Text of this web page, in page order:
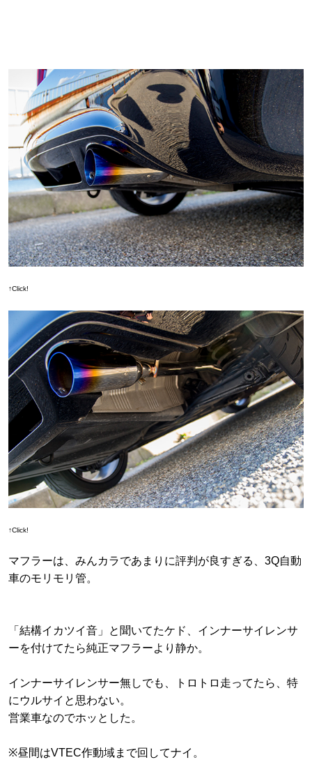
↑Click!
↑Click!
マフラーは、みんカラであまりに評判が良すぎる、3Q自動
車のモリモリ管。
「結構イカツイ音」と聞いてたケド、インナーサイレンサ
ーを付けてたら純正マフラーより静か。
インナーサイレンサー無しでも、トロトロ走ってたら、特
にウルサイと思わない。
営業車なのでホッとした。
※昼間はVTEC作動域まで回してナイ。